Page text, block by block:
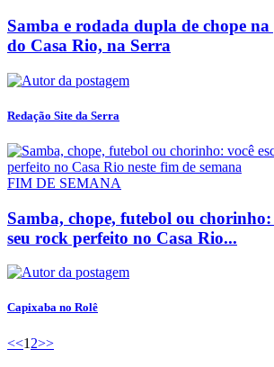
Samba e rodada dupla de chope
do Casa Rio, na Serra
Redação Site da Serra
FIM DE SEMANA
Samba, chope, futebol ou chorinho:
seu rock perfeito no Casa Rio...
Capixaba no Rolê
<<1 2>>